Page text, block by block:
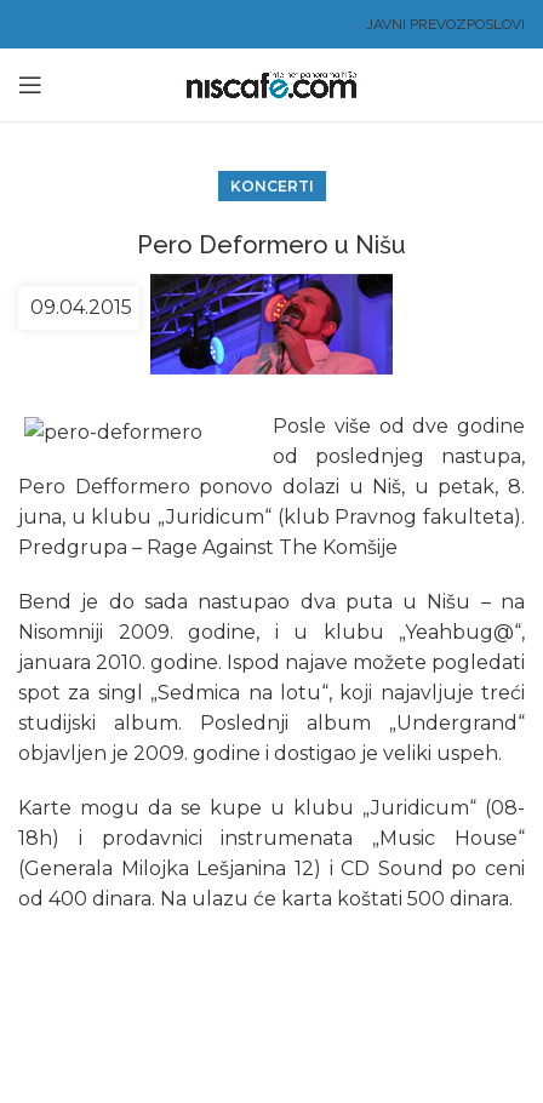
JAVNI PREVOZPOSLOVI
KONCERTI
Pero Deformero u Nišu
09.04.2015
Posle više od dve godine
od poslednjeg nastupa,
Pero Defformero ponovo dolazi u Niš, u petak, 8.
juna, u klubu „Juridicum“ (klub Pravnog fakulteta).
Predgrupa – Rage Against The Komšije
Bend je do sada nastupao dva puta u Nišu – na
Nisomniji 2009. godine, i u klubu „Yeahbug@“,
januara 2010. godine. Ispod najave možete pogledati
spot za singl „Sedmica na lotu“, koji najavljuje treći
studijski album. Poslednji album „Undergrand“
objavljen je 2009. godine i dostigao je veliki uspeh.
Karte mogu da se kupe u klubu „Juridicum“ (08-
18h) i prodavnici instrumenata „Music House“
(Generala Milojka Lešjanina 12) i CD Sound po ceni
od 400 dinara. Na ulazu će karta koštati 500 dinara.